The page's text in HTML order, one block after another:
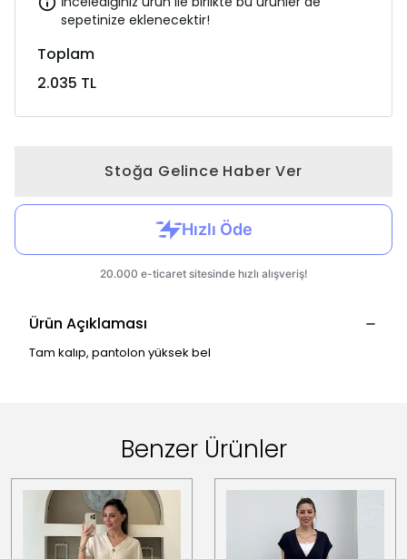
sepetinize eklenecektir!
Toplam
2.035 TL
Stoğa Gelince Haber Ver
Ürün Açıklaması
Tam kalıp, pantolon yüksek bel
Benzer Ürünler